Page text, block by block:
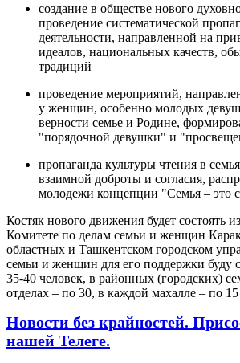
создание в обществе нового
проведение систематической
деятельности, направленной на
идеалов, национальных качеств,
традиций
проведение мероприятий,
у женщин, особенно молодых
верности семье и Родине,
"порядочной девушки" и
пропаганда культуры чтения в
взаимной доброты и согласия,
молодежи концепции "Семья – это
Костяк нового движения будет состоять
Комитете по делам семьи и женщин
областных и Ташкентском городском
семьи и женщин для его поддержки буду
35-40 человек, в районных (городских)
отделах – по 30, в каждой махалле – по 15
Новости без крайностей.
нашей Телеге.